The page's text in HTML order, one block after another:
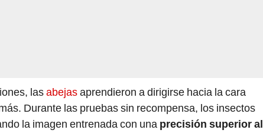
lasabejasaprendieron a dirigirse hacia la cara
Durante las pruebas sin recompensa, los insectos
la imagen entrenada con una precisión superior al